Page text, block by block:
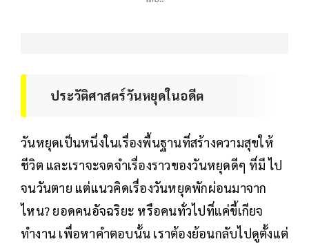
ประวัติศาสตร์วันหยุดในอดีต
วันหยุดเป็นหนึ่งในเรื่องพื้นฐานที่สร้างความสุขให้
ชีวิต และเราจะจดจำเรื่องราวของวันหยุดดีๆ ที่มี ไป
จนวันตาย แต่แนวคิดเรื่องวันหยุดพักผ่อนมาจาก
ไหน? ยอดคนอัจฉริยะ หรือคนทั่วไปที่แค่ขี้เกียจ
ทำงาน เพื่อหาคำตอบนั้น เราต้องย้อนกลับไปดูตั้งแต่